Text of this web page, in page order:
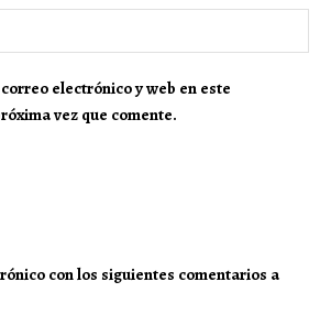
electrónico y web en este
vez que comente.
con los siguientes comentarios a